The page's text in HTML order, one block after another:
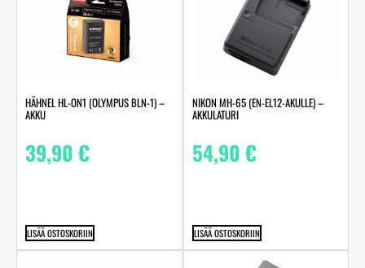
HÄHNEL HL-ON1 (OLYMPUS BLN-1) –
AKKU
39,90€
LISÄÄ OSTOSKORIIN
NIKON MH-65 (EN-EL12-AKULLE) –
AKKULATURI
54,90€
LISÄÄ OSTOSKORIIN